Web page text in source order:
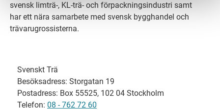
svensk limträ-, KL-trä- och förpackningsindustri samt
har ett nära samarbete med svensk bygghandel och
trävarugrossisterna.
Svenskt Trä
Besöksadress: Storgatan 19
Postadress: Box 55525, 102 04 Stockholm
Telefon: 08 - 762 72 60